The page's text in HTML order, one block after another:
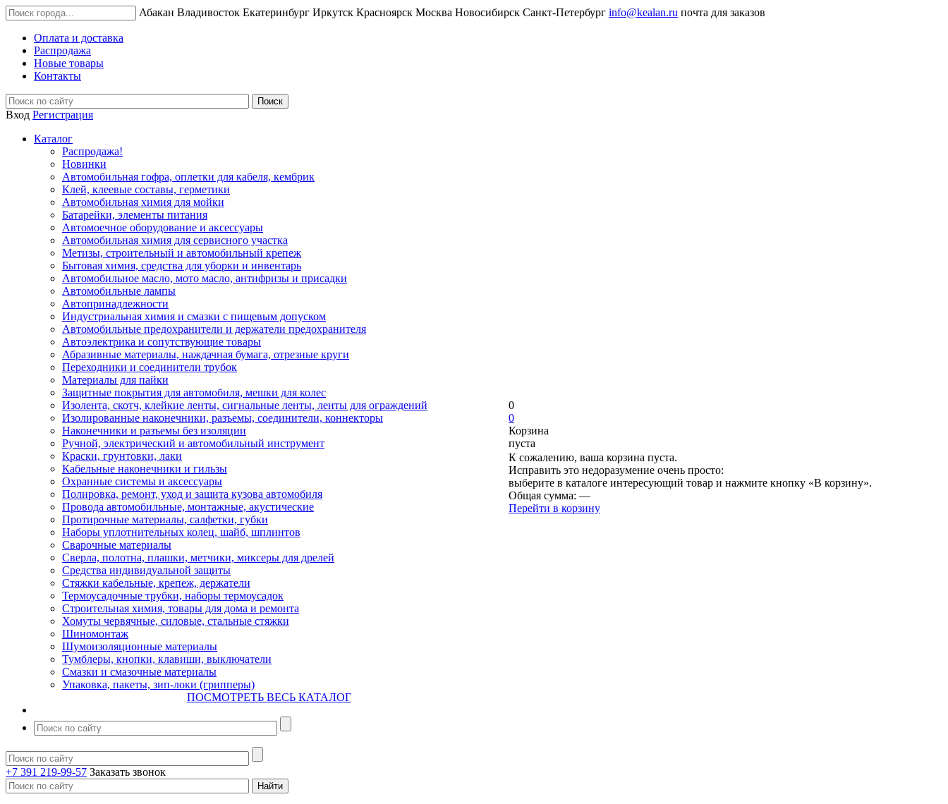
Абакан Владивосток Екатеринбург Иркутск Красноярск Москва Новосибирск Санкт-Петербург info@kealan.ru почта для заказов
Оплата и доставка
Распродажа
Новые товары
Контакты
Вход Регистрация
Каталог
Распродажа!
Новинки
Автомобильная гофра, оплетки для кабеля, кембрик
Клей, клеевые составы, герметики
Автомобильная химия для мойки
Батарейки, элементы питания
Автомоечное оборудование и аксессуары
Автомобильная химия для сервисного участка
Метизы, строительный и автомобильный крепеж
Бытовая химия, средства для уборки и инвентарь
Автомобильное масло, мото масло, антифризы и присадки
Автомобильные лампы
Автопринадлежности
Индустриальная химия и смазки с пищевым допуском
Автомобильные предохранители и держатели предохранителя
Автоэлектрика и сопутствующие товары
Абразивные материалы, наждачная бумага, отрезные круги
Переходники и соединители трубок
Материалы для пайки
Защитные покрытия для автомобиля, мешки для колес
Изолента, скотч, клейкие ленты, сигнальные ленты, ленты для ограждений
Изолированные наконечники, разъемы, соединители, коннекторы
Наконечники и разъемы без изоляции
Ручной, электрический и автомобильный инструмент
Краски, грунтовки, лаки
Кабельные наконечники и гильзы
Охранные системы и аксессуары
Полировка, ремонт, уход и защита кузова автомобиля
Провода автомобильные, монтажные, акустические
Протирочные материалы, салфетки, губки
Наборы уплотнительных колец, шайб, шплинтов
Сварочные материалы
Сверла, полотна, плашки, метчики, миксеры для дрелей
Средства индивидуальной защиты
Стяжки кабельные, крепеж, держатели
Термоусадочные трубки, наборы термоусадок
Строительная химия, товары для дома и ремонта
Хомуты червячные, силовые, стальные стяжки
Шиномонтаж
Шумоизоляционные материалы
Тумблеры, кнопки, клавиши, выключатели
Смазки и смазочные материалы
Упаковка, пакеты, зип-локи (грипперы)
ПОСМОТРЕТЬ ВЕСЬ КАТАЛОГ
+7 391 219-99-57 Заказать звонок
0
0
Корзина
пуста
К сожалению, ваша корзина пуста.
Исправить это недоразумение очень просто:
выберите в каталоге интересующий товар и нажмите кнопку «В корзину».
Общая сумма: —
Перейти в корзину